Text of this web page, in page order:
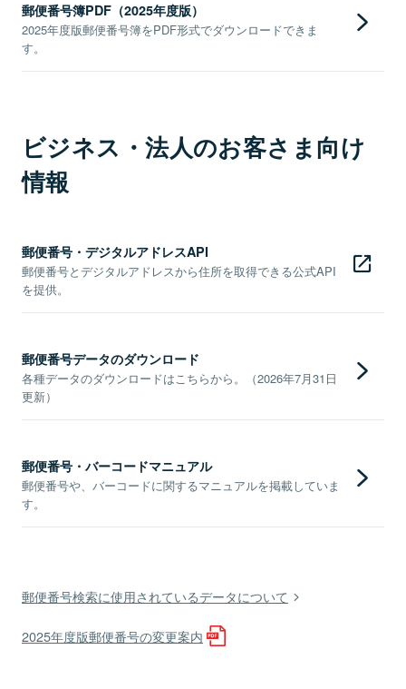
郵便番号簿PDF（2025年度版）
2025年度版郵便番号簿をPDF形式でダウンロードできま
す。
ビジネス・法人のお客さま向け
情報
郵便番号・デジタルアドレスAPI
郵便番号とデジタルアドレスから住所を取得できる公式API
を提供。
郵便番号データのダウンロード
各種データのダウンロードはこちらから。（2026年7月31日
更新）
郵便番号・バーコードマニュアル
郵便番号や、バーコードに関するマニュアルを掲載していま
す。
郵便番号検索に使用されているデータについて
2025年度版郵便番号の変更案内